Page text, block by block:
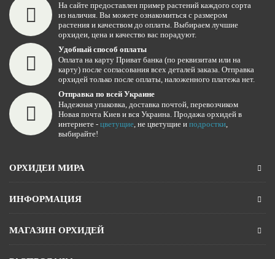
На сайте предоставлен пример растений каждого сорта
из наличия. Вы можете ознакомиться с размером
растения и качеством до оплаты. Выбираем лучшие
орхидеи, цена и качество вас порадуют.
Удобный способ оплаты
Оплата на карту Приват банка (по реквизитам или на
карту) после согласования всех деталей заказа. Отправка
орхидей только после оплаты, наложенного платежа нет.
Отправка по всей Украине
Надежная упаковка, доставка почтой, перевозчиком
Новая почта Киев и вся Украина. Продажа орхидей в
интернете - цветущие, не цветущие и подростки,
выбирайте!
ОРХИДЕИ МИРА
ИНФОРМАЦИЯ
МАГАЗИН ОРХИДЕЙ